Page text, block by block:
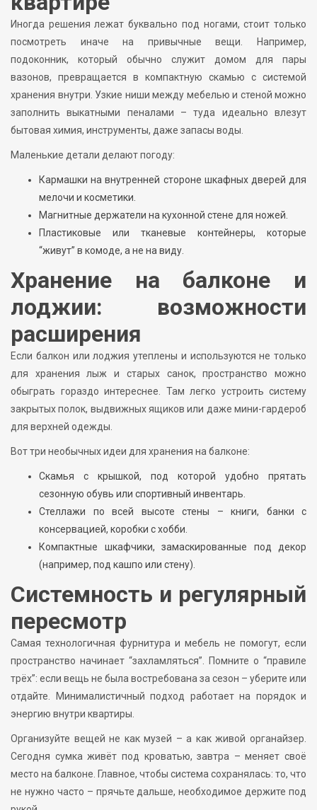
Иногда решения лежат буквально под ногами, стоит только
посмотреть иначе на привычные вещи. Например,
подоконник, который обычно служит домом для пары
вазонов, превращается в компактную скамью с системой
хранения внутри. Узкие ниши между мебелью и стеной можно
заполнить выкатными пеналами – туда идеально влезут
бытовая химия, инструменты, даже запасы воды.
Маленькие детали делают погоду:
Кармашки на внутренней стороне шкафных дверей для
мелочи и косметики.
Магнитные держатели на кухонной стене для ножей.
Пластиковые или тканевые контейнеры, которые
“живут” в комоде, а не на виду.
Хранение на балконе и
лоджии: возможности
расширения
Если балкон или лоджия утеплены и используются не только
для хранения лыж и старых санок, пространство можно
обыграть гораздо интереснее. Там легко устроить систему
закрытых полок, выдвижных ящиков или даже мини-гардероб
для верхней одежды.
Вот три необычных идеи для хранения на балконе:
Скамья с крышкой, под которой удобно прятать
сезонную обувь или спортивный инвентарь.
Стеллажи по всей высоте стены – книги, банки с
консервацией, коробки с хобби.
Компактные шкафчики, замаскированные под декор
(например, под кашпо или стену).
Системность и регулярный
пересмотр
Самая технологичная фурнитура и мебель не помогут, если
пространство начинает “захламляться”. Помните о “правиле
трёх”: если вещь не была востребована за сезон – уберите или
отдайте. Минималистичный подход работает на порядок и
энергию внутри квартиры.
Организуйте вещей не как музей – а как живой органайзер.
Сегодня сумка живёт под кроватью, завтра – меняет своё
место на балконе. Главное, чтобы система сохранялась: то, что
не нужно часто – прячьте дальше, необходимое держите под